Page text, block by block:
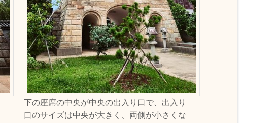
下の座席の中央が中央の出入り口で、出入り
口のサイズは中央が大きく、両側が小さくな